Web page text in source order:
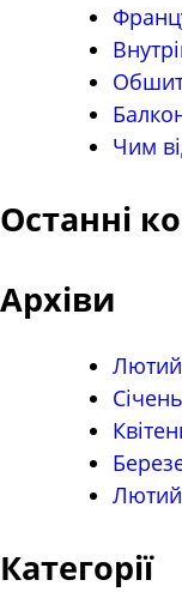
Чим
Останні
Архіви
Категорії